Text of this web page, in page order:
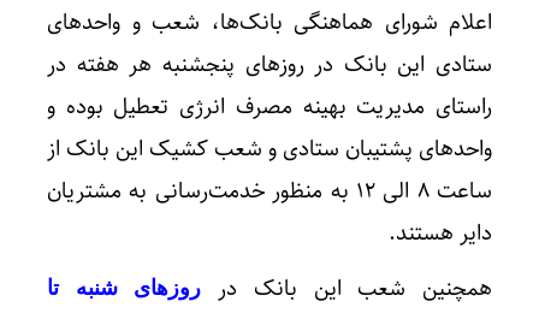
اعلام شورای هماهنگی بانک‌ها، شعب و واحد‌های
ستادی این بانک در روزهای پنجشنبه هر هفته در
راستای مدیریت بهینه مصرف انرژی تعطیل بوده و
واحدهای پشتیبان ستادی و شعب کشیک این بانک از
ساعت ۸ الی ۱۲ به منظور خدمت‌رسانی به مشتریان
دایر هستند.
همچنین شعب این بانک در
روزهای شنبه تا